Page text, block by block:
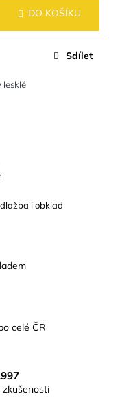
DO KOŠÍKU
lesklé
i obklad
Sdílet
celé ČR